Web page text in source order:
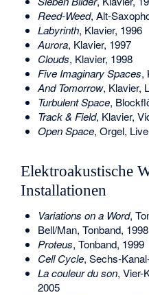
Reed-Weed, Alt-
Labyrinth, Klavier, 1996
Aurora, Klavier, 1997
Clouds, Klavier, 1998
Five Imaginary Spaces,
And Tomorrow, Klavier,
Turbulent Space,
Track & Field, Klavier,
Open Space, Orgel,
Elektroakustische
Installationen
Variations on a Word,
Bell/Man, Tonband, 1998
Proteus, Tonband, 1999
Cell Cycle, Sechs-
La couleur du son, Vier-
2005